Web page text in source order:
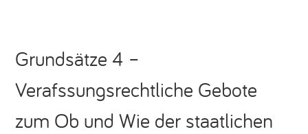
Grundsätze 4 –
Verafssungsrechtliche Gebote
zum Ob und Wie der staatlichen